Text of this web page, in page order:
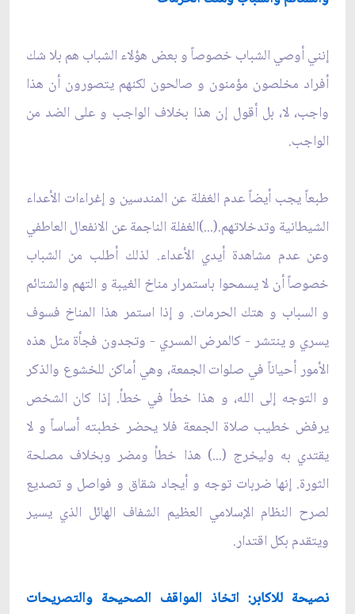
إنني أوصي الشباب خصوصاً و بعض هؤلاء‌ الشباب هم بلا شك
أفراد مخلصون مؤمنون و صالحون لكنهم يتصورون أن هذا
واجب، لا، بل أقول إن هذا بخلاف الواجب و على الضد من
الواجب.
طبعاً يجب أيضاً عدم الغفلة عن المندسين و إغراءات الأعداء
الشيطانية وتدخلاتهم.(...)الغفلة الناجمة‌ عن الانفعال العاطفي
وعن عدم مشاهدة أيدي الأعداء. لذلك أطلب من الشباب
خصوصاً أن لا يسمحوا باستمرار مناخ الغيبة و التهم والشتائم
و السباب و هتك الحرمات. و إذا استمر هذا المناخ فسوف
يسري و ينتشر - كالمرض المسري - وتجدون فجأة‌ مثل هذه
الأمور أحياناً في صلوات الجمعة،‌ وهي أماكن للخشوع والذكر
و التوجه إلى الله، و هذا خطأ في خطأ. إذا كان الشخص
يرفض خطيب صلاة الجمعة‌ فلا يحضر خطبته أساساً و لا
يقتدي به وليخرج (...) هذا خطأ ومضر وبخلاف مصلحة
الثورة. إنها ضربات توجه و أيجاد شقاق و فواصل و تصديع
لصرح النظام الإسلامي العظيم الشفاف الهائل الذي يسير
ويتقدم بكل اقتدار.
نصيحة للاكابر: اتخاذ المواقف الصحيحة والتصريحات